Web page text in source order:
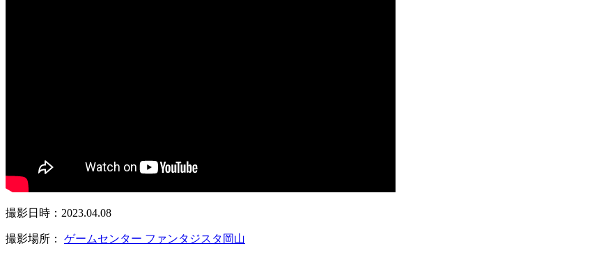
撮影日時：2023.04.08
撮影場所： ゲームセンター ファンタジスタ岡山